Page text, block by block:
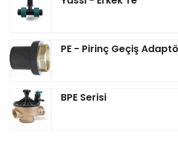
PE - Pirinç Geçiş
BPE Serisi